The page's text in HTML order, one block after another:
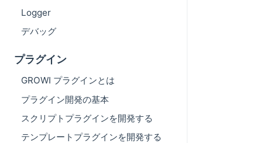
Logger
デバッグ
プラグイン
GROWI プラグインとは
プラグイン開発の基本
スクリプトプラグインを開発する
テンプレートプラグインを開発する